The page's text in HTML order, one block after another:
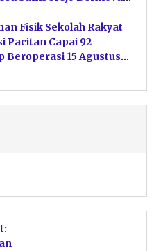
Fisik Sekolah Rakyat
Pacitan Capai 92
Beroperasi 15 Agustus